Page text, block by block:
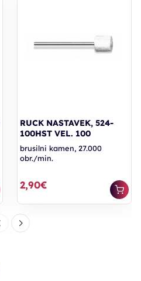
RUCK NASTAVEK, 524-
100HST VEL. 100
brusilni kamen, 27.000
obr./min.
2,90€